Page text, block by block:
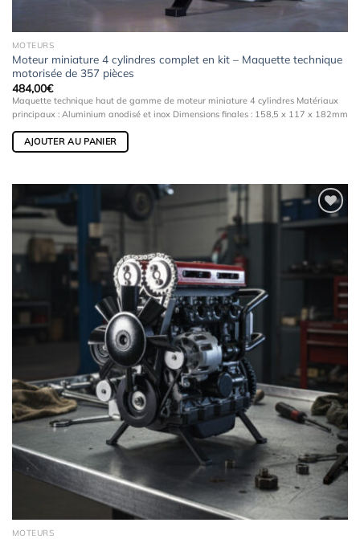
MOTEURS
Moteur miniature 4 cylindres complet en kit – Maquette technique
motorisée de 357 pièces
484,00€
Maquette technique haut de gamme de moteur miniature 4 cylindres Matériaux
principaux : Aluminium anodisé et inox Dimensions finales : 158,5 x 117 x 182mm
AJOUTER AU PANIER
wishlist
MOTEURS